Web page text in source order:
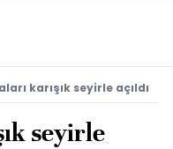
karışık seyirle açıldı
seyirle